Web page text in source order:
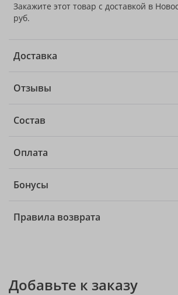
Закажите этот товар с доставкой в
руб.
Доставка
Отзывы
Состав
Оплата
Бонусы
Правила возврата
Добавьте к заказу